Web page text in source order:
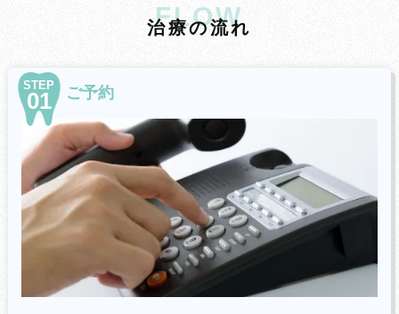
FLOW
治療の流れ
STEP
01 ご予約